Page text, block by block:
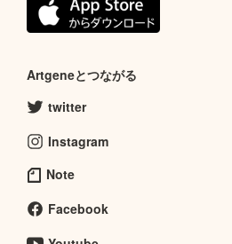
Artgeneとつながる
twitter
Instagram
Note
Facebook